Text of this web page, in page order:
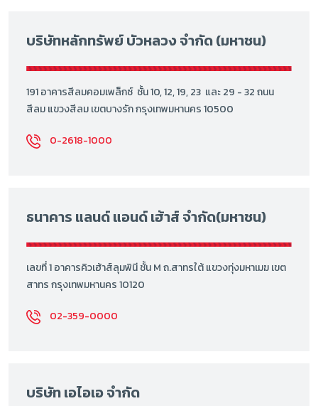
บริษัทหลักทรัพย์ บัวหลวง จำกัด (มหาชน)
191 อาคารสีลมคอมเพล็กซ์ ชั้น 10, 12, 19, 23 และ 29 - 32 ถนน
สีลม แขวงสีลม เขตบางรัก กรุงเทพมหานคร 10500
0-2618-1000
ธนาคาร แลนด์ แอนด์ เฮ้าส์ จำกัด(มหาชน)
เลขที่ 1 อาคารคิวเฮ้าส์ลุมพินี ชั้น M ถ.สาทรใต้ แขวงทุ่งมหาเมฆ เขต
สาทร กรุงเทพมหานคร 10120
02-359-0000
บริษัท เอไอเอ จำกัด